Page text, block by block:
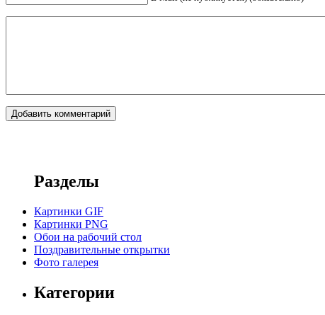
Разделы
Картинки GIF
Картинки PNG
Обои на рабочий стол
Поздравительные открытки
Фото галерея
Категории